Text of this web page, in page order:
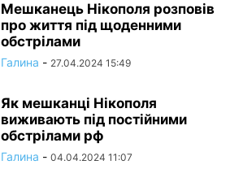
Мешканець Нікополя розповів
про життя під щоденними
обстрілами
Галина - 27.04.2024 15:49
Як мешканці Нікополя
виживають під постійними
обстрілами рф
Галина - 04.04.2024 11:07